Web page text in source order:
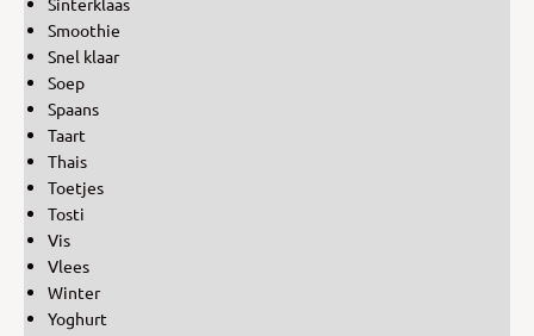
Smoothie
Snel klaar
Soep
Spaans
Taart
Thais
Toetjes
Tosti
Vis
Vlees
Winter
Yoghurt